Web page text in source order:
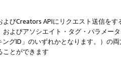
びCreators APIにリクエスト送信を
およびアソシエイト・タグ・パラメー
グID」のいずれかとなります。）の
ことができます